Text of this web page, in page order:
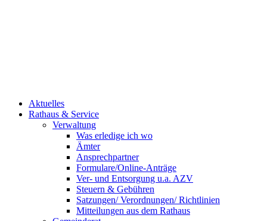
Aktuelles
Rathaus & Service
Verwaltung
Was erledige ich wo
Ämter
Ansprechpartner
Formulare/Online-Anträge
Ver- und Entsorgung u.a. AZV
Steuern & Gebühren
Satzungen/ Verordnungen/ Richtlinien
Mitteilungen aus dem Rathaus